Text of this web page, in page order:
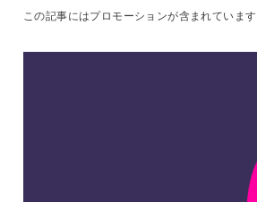
この記事にはプロモーションが含まれています